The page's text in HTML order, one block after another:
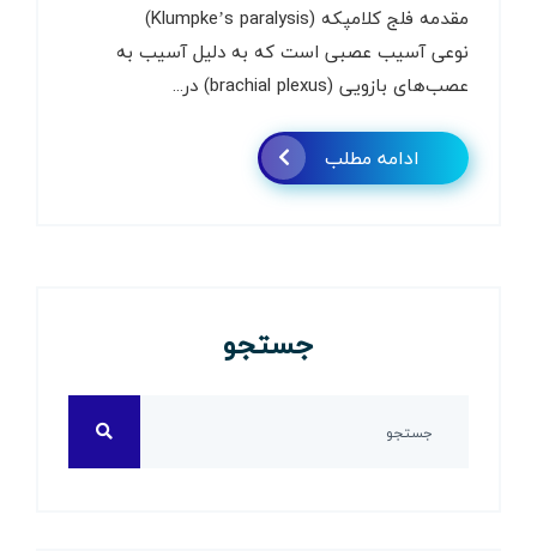
مقدمه فلج کلامپکه (Klumpke’s paralysis)
نوعی آسیب عصبی است که به دلیل آسیب به
عصب‌های بازویی (brachial plexus) در...
ادامه مطلب
جستجو